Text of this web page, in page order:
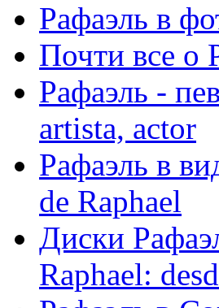
Рафаэль в
Почти все о
Рафаэль -
artista, actor
Рафаэль в
de Raphael
Диски
Raphael: